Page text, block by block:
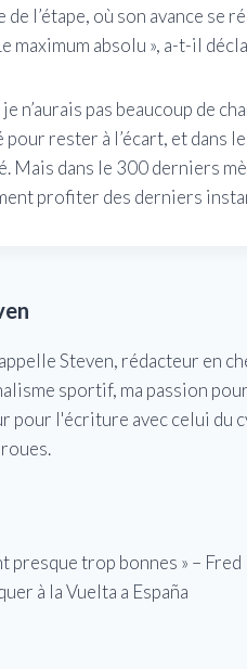
l’étape, où son avance se
maximum absolu », a-t-il
je n’aurais pas beaucoup de
pour rester à l’écart, et dans
Mais dans le 300 derniers
profiter des derniers
Steven, rédacteur en
sportif, ma passion
pour l'écriture avec celui du
presque trop bonnes » – Fred
à la Vuelta a España